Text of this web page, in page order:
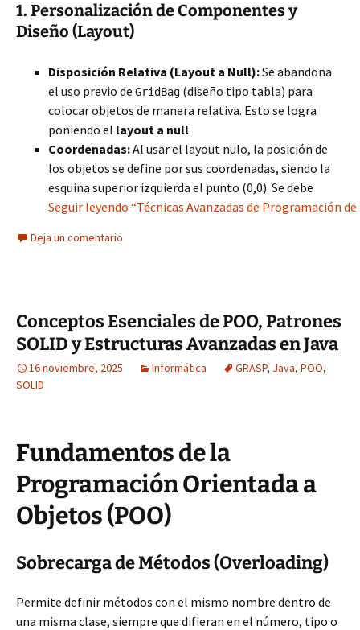
1. Personalización de Componentes y
Diseño (Layout)
Disposición Relativa (Layout a Null):Se abandona
el uso previo de GridBag (diseño tipo tabla) para
colocar objetos de manera relativa. Esto se logra
poniendo el layout a null.
Coordenadas:Al usar el layout nulo, la posición de
los objetos se define por sus coordenadas, siendo la
esquina superior izquierda el punto (0,0). Se debe
Seguir leyendo “Técnicas Avanzadas de Programación
Deja un comentario
Conceptos Esenciales de POO, Patrones
SOLID y Estructuras Avanzadas en Java
16 noviembre, 2025 Informática GRASP, Java, POO,
SOLID
Fundamentos de la
Programación Orientada a
Objetos (POO)
Sobrecarga de Métodos (Overloading)
Permite definir métodos con el mismo nombre dentro de
una misma clase, siempre que difieran en el número, tipo o